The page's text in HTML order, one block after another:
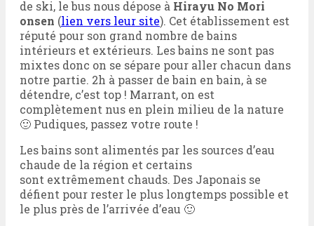
de ski, le bus nous dépose à Hirayu No Mori
onsen (lien vers leur site). Cet établissement est
réputé pour son grand nombre de bains
intérieurs et extérieurs. Les bains ne sont pas
mixtes donc on se sépare pour aller chacun dans
notre partie. 2h à passer de bain en bain, à se
détendre, c’est top ! Marrant, on est
complètement nus en plein milieu de la nature
🙂 Pudiques, passez votre route !
Les bains sont alimentés par les sources d’eau
chaude de la région et certains
sont extrêmement chauds. Des Japonais se
défient pour rester le plus longtemps possible et
le plus près de l’arrivée d’eau 🙂